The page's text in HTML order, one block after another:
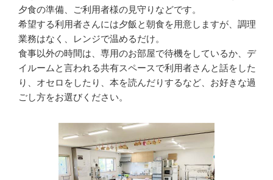
夕食の準備、ご利用者様の見守りなどです。
希望する利用者さんには夕飯と朝食を用意しますが、調理
業務はなく、レンジで温めるだけ。
食事以外の時間は、専用のお部屋で待機をしているか、デ
イルームと言われる共有スペースで利用者さんと話をした
り、オセロをしたり、本を読んだりするなど、お好きな過
ごし方をお選びください。